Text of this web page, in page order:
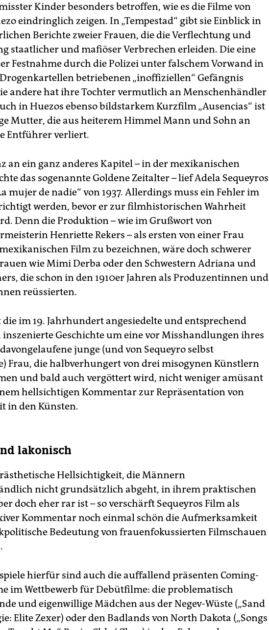
Kinder besonders betroffen, wie es die Filme von
eindringlich zeigen. In „Tempestad“ gibt sie Einblick in
Berichte zweier Frauen, die die Verflechtung und
staatlicher und mafiöser Verbrechen erleiden. Die eine
Festnahme durch die Polizei unter falschem Vorwand in
betriebenen „inoffiziellen“ Gefängnis
andere hat ihre Tochter vermutlich an Menschenhändler
in Huezos ebenso bildstarkem Kurzfilm „Ausencias“ ist
Mutter, die aus heiterem Himmel Mann und Sohn an
Entführer verliert.
an ein ganz anderes Kapitel – in der mexikanischen
das sogenannte Goldene Zeitalter – lief Adela Sequeyros
mujer de nadie“ von 1937. Allerdings muss ein Fehler im
werden, bevor er zur filmhistorischen Wahrheit
Denn die Produktion – wie im Grußwort von
Henriette Rekers – als ersten von einer Frau
Film zu bezeichnen, wäre doch schwerer
wie Mimi Derba oder den Schwestern Adriana und
die schon in den 1910er Jahren als Produzentinnen und
reüssierten.
die im 19. Jahrhundert angesiedelte und entsprechend
Geschichte um eine vor Misshandlungen ihres
junge (und von Sequeyro selbst
Frau, die halbverhungert von drei misogynen Künstlern
und bald auch vergöttert wird, nicht weniger amüsant
hellsichtigen Kommentar zur Repräsentation von
in den Künsten.
lakonisch
Hellsichtigkeit, die Männern
nicht grundsätzlich abgeht, in ihrem praktischen
doch eher rar ist – so verschärft Sequeyros Film als
Kommentar noch einmal schön die Aufmerksamkeit
Bedeutung von frauenfokussierten Filmschauen
hierfür sind auch die auffallend präsenten Coming-
im Wettbewerb für Debütfilme: die problematisch
und eigenwillige Mädchen aus der Negev-Wüste („Sand
Elite Zexer) oder den Badlands von North Dakota („Songs